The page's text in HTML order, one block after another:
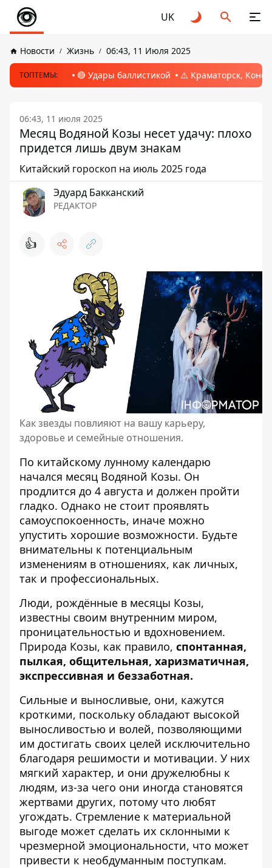
UK
Новости Жизнь 06:43, 11 Июля 2025
ТОПТЕМЫ: 🔴 Удары баллистикой ⚠️ Краматорск,
06:43, 11 июля 2025
Месяц Водяной Козы несет удачу: плохо
придется лишь двум знакам
Китайский гороскоп на июль 2025 года
Эдуард Бакканский
РЕДАКТОР
👍
Как звезды повлияют на вашу карьеру,
здоровье и семейные отношения.
По китайскому лунному календарю
начался месяц Водяной Козы. Он
продлится до 4 августа и должен пройти
гладко. Однако не стоит проявлять
самоуспокоенность, иначе можно
упустить хорошие возможности. Будьте
внимательны к потенциальным
изменениям в отношениях, как личных,
так и профессиональных.
Люди, рождённые в месяцы Козы,
известны своим внутренним миром,
проницательностью и вдохновением.
Природа Козы, как правило, спонтанная,
пылкая, общительная, харизматичная,
экспрессивная и беззаботная.
Сильные и выносливые, они, кажутся
кроткими, поскольку обладают высокой
выносливостью и волей, позволяющими
им достигать своих целей исключительно
благодаря решимости и мотивации. У них
мягкий характер, и они дружелюбны к
людям, из-за чего они иногда становятся
жертвами других, потому что любят
угождать. Стремление к материальной
выгоде может сделать их склонными к
чрезмерной эмоциональности, что может
привести к необдуманным поступкам.